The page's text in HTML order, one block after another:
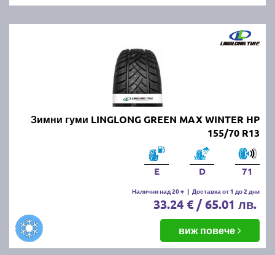
Зимни гуми LINGLONG GREEN MAX WINTER HP
155/70 R13
E D 71
Налични над 20 + | Доставка от 1 до 2 дни
33.24 € / 65.01 лв.
виж повече